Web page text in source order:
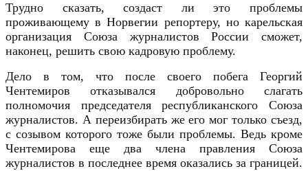
Трудно сказать, создаст ли это проблемы
проживающему в Норвегии репортеру, но карельская
организация Союза журналистов России сможет,
наконец, решить свою кадровую проблему.
Дело в том, что после своего побега Георгий
Чентемиров отказывался добровольно слагать
полномочия председателя республиканского Союза
журналистов. А переизбирать же его мог только съезд,
с созывом которого тоже были проблемы. Ведь кроме
Чентемирова еще два члена правления Союза
журналистов в последнее время оказались за границей.